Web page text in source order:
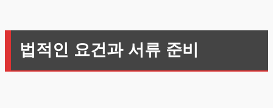
법적인 요건과 서류 준비